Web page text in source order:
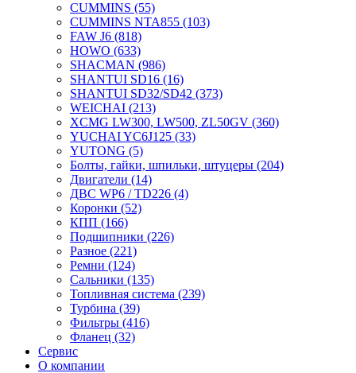
CUMMINS (55)
CUMMINS NTA855 (103)
FAW J6 (818)
HOWO (633)
SHACMAN (986)
SHANTUI SD16 (16)
SHANTUI SD32/SD42 (373)
WEICHAI (213)
XCMG LW300, LW500, ZL50GV (360)
YUCHAI YC6J125 (33)
YUTONG (5)
Болты, гайки, шпильки, штуцеры (204)
Двигатели (14)
ДВС WP6 / TD226 (4)
Коронки (52)
КПП (166)
Подшипники (226)
Разное (221)
Ремни (124)
Сальники (135)
Топливная система (239)
Турбина (39)
Фильтры (416)
Фланец (32)
Сервис
О компании